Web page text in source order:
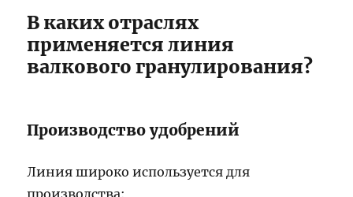
В каких отраслях
применяется линия
валкового гранулирования?
Производство удобрений
Линия широко используется для